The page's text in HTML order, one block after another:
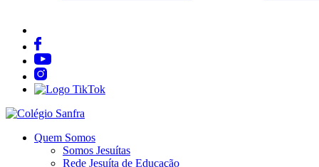
Quem Somos
Somos Jesuítas
Rede Jesuíta de Educação